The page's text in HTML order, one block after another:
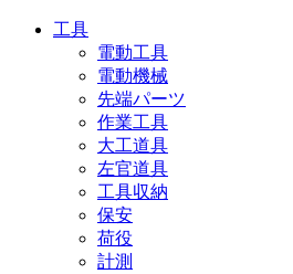
工具
電動工具
電動機械
先端パーツ
作業工具
大工道具
左官道具
工具収納
保安
荷役
計測